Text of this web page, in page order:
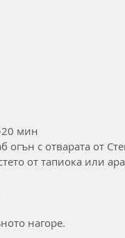
20 мин
огън с отварата от
от тапиока или
нагоре.